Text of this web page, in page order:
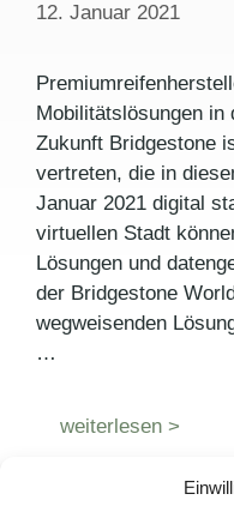
12. Januar 2021
Mobilitätslösungen in
Zukunft Bridgestone
vertreten, die in
Januar 2021 digital
virtuellen Stadt
Lösungen und
der Bridgestone
wegweisenden
…
weiterlesen >